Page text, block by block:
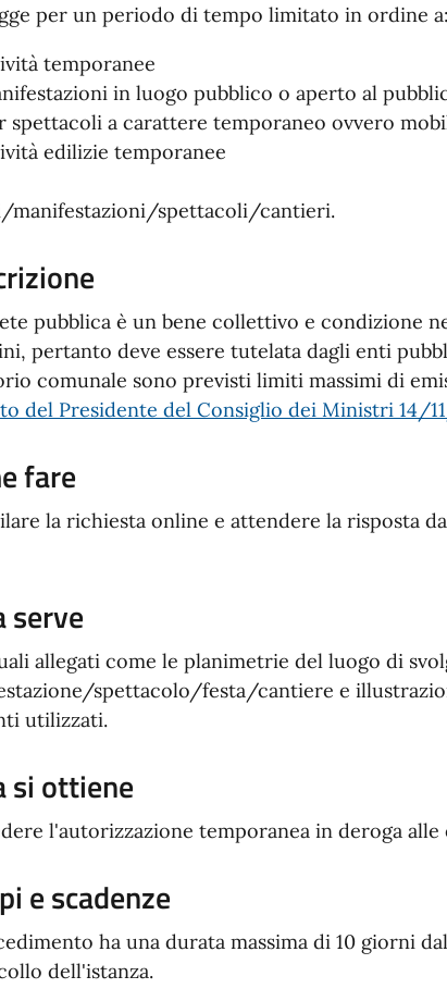
per un periodo di tempo limitato in ordine a:
temporanee
in luogo pubblico o aperto al
spettacoli a carattere temporaneo ovvero
edilizie temporanee
manifestazioni/spettacoli/cantieri.
pubblica è un bene collettivo e condizione
pertanto deve essere tutelata dagli enti
comunale sono previsti limiti massimi di
del Presidente del Consiglio dei Ministri 14/
fare
la richiesta online e attendere la risposta
serve
allegati come le planimetrie del luogo di
spettacolo/festa/cantiere e
utilizzati.
si ottiene
l'autorizzazione temporanea in deroga alle
e scadenze
ha una durata massima di 10 giorni
dell'istanza.